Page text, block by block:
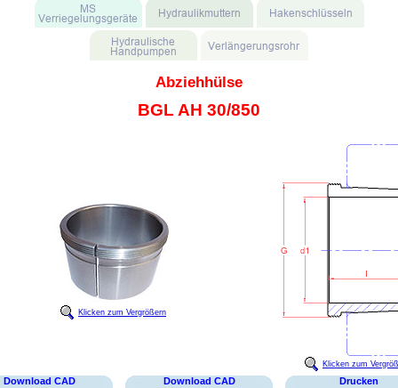
Abziehhülse
BGL AH 30/850
Klicken zum Vergrößern
Klicken zum
Download CAD
Download CAD
Drucken